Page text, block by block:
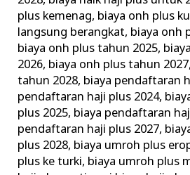
plus kemenag, biaya onh plus
langsung berangkat, biaya onh
biaya onh plus tahun 2025,
2026, biaya onh plus tahun 2027,
tahun 2028, biaya pendaftaran
pendaftaran haji plus 2024,
plus 2025, biaya pendaftaran
pendaftaran haji plus 2027,
plus 2028, biaya umroh plus
plus ke turki, biaya umroh plus